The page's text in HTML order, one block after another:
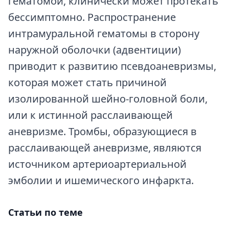
бессимптомно. Распространение
интрамуральной гематомы в сторону
наружной оболочки (адвентиции)
приводит к развитию псевдоаневризмы,
которая может стать причиной
изолированной шейно-головной боли,
или к истинной расслаивающей
аневризме. Тромбы, образующиеся в
расслаивающей аневризме, являются
источником артериоартериальной
эмболии и ишемического инфаркта.
Статьи по теме